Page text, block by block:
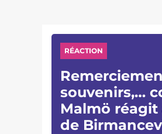
RÉACTION
souvenirs,…
Malmö
de